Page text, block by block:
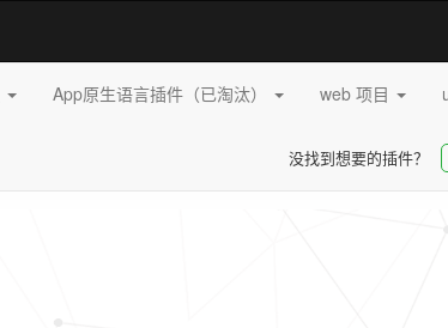
App原生语言插件（已淘汰） web 项目
没找到想要的插件？